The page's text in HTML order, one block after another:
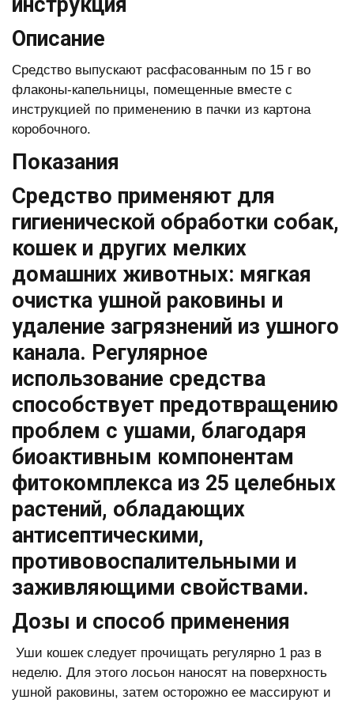
Описание
Средство выпускают расфасованным по 15 г во
флаконы-капельницы, помещенные вместе с
инструкцией по применению в пачки из картона
коробочного.
Показания
Средство применяют для
гигиенической обработки собак,
кошек и других мелких
домашних животных: мягкая
очистка ушной раковины и
удаление загрязнений из ушного
канала. Регулярное
использование средства
способствует предотвращению
проблем с ушами, благодаря
биоактивным компонентам
фитокомплекса из 25 целебных
растений, обладающих
антисептическими,
противовоспалительными и
заживляющими свойствами.
Дозы и способ применения
Уши кошек следует прочищать регулярно 1 раз в
неделю. Для этого лосьон наносят на поверхность
ушной раковины, затем осторожно ее массируют и